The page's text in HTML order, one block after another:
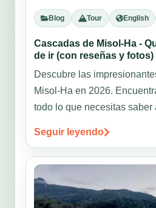
Blog Tour English
Cascadas de Misol-Ha -
de ir (con reseñas y
Descubre las
Misol-Ha en 2026.
todo lo que necesitas saber
Seguir leyendo